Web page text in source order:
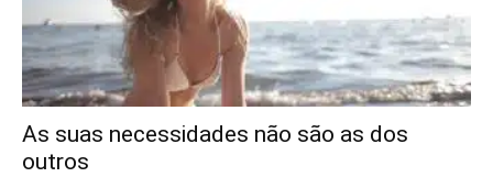
As suas necessidades não são as dos
outros